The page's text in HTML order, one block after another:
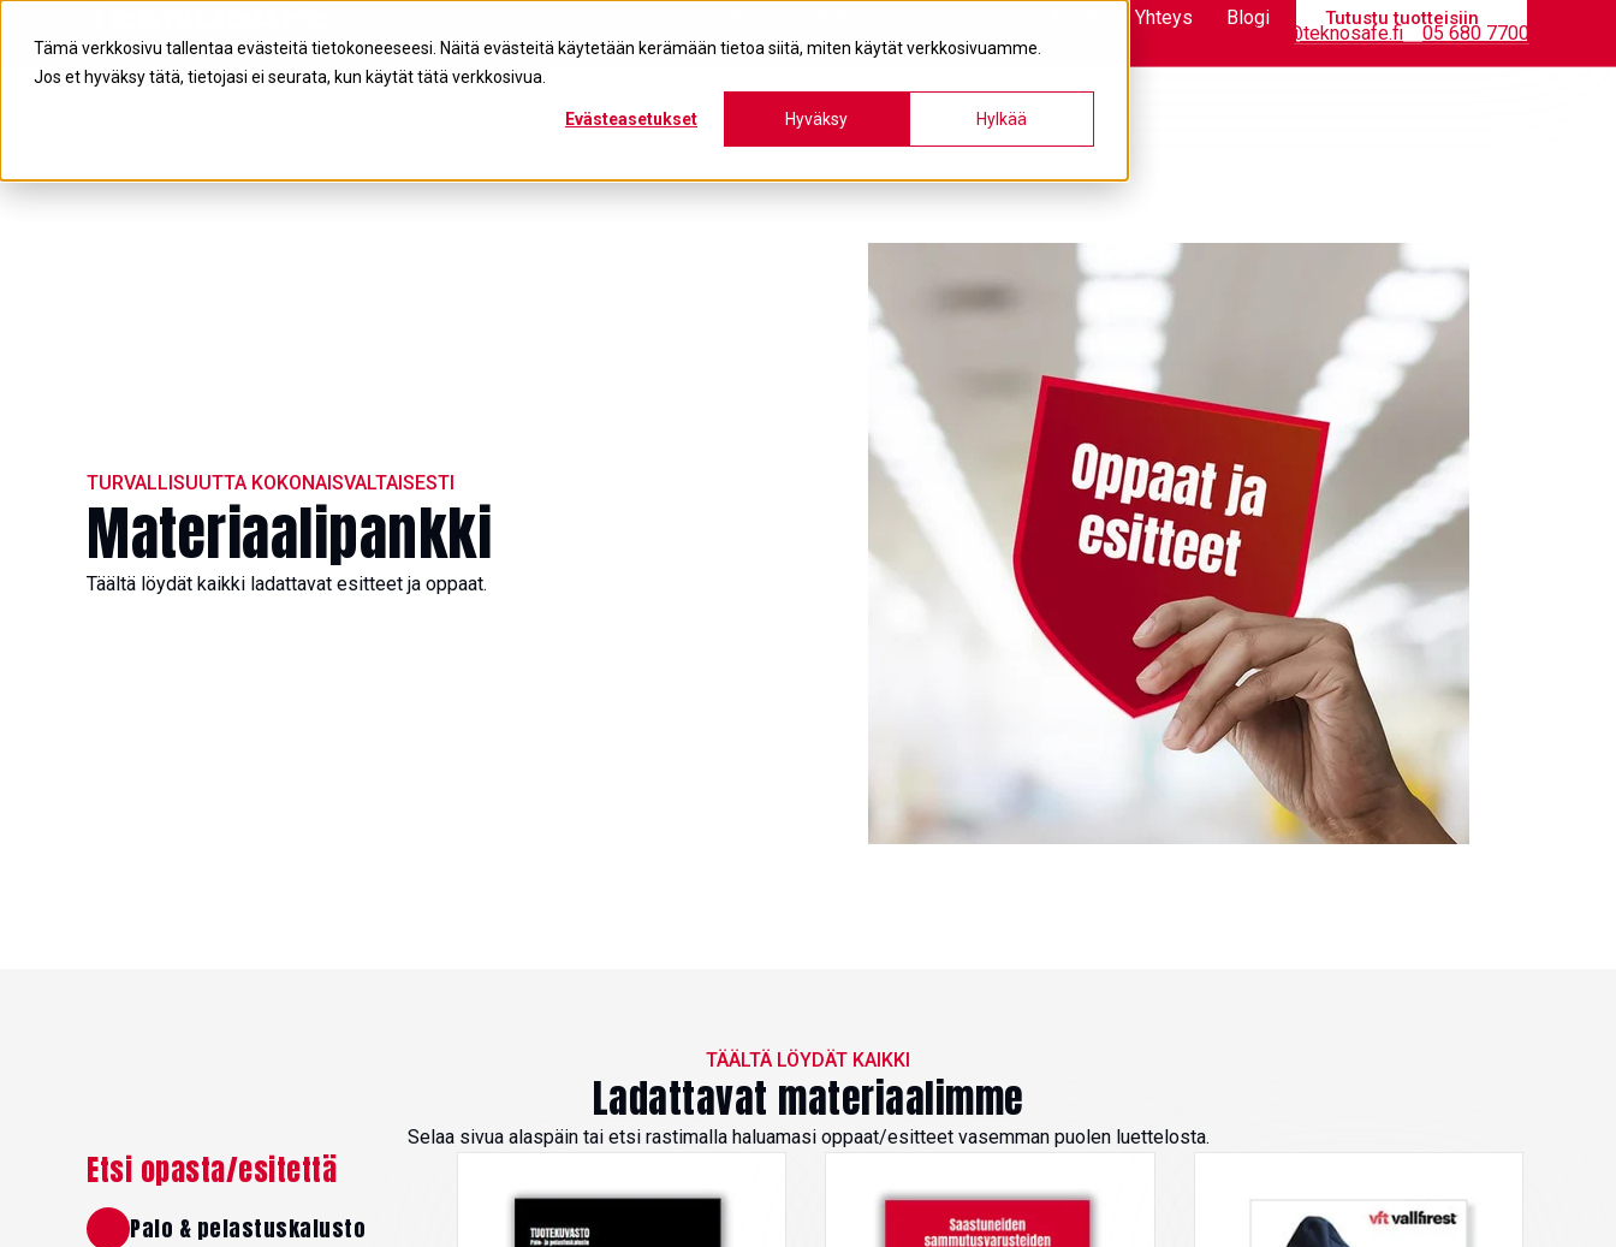
Tämä verkkosivu tallentaa evästeitä tietokoneeseesi. Näitä evästeitä käytetään kerämään tietoa siitä, miten käytät verkkosivuamme.
Jos et hyväksy tätä, tietojasi ei seurata, kun käytät tätä verkkosivua.
Evästeasetukset Hyväksy Hylkää
Tietopankki info@teknosafe.fi 05 680 7700
Yhteys Blogi Tutustu tuotteisiin
TURVALLISUUTTA KOKONAISVALTAISESTI
Materiaalipankki
Täältä löydät kaikki ladattavat esitteet ja oppaat.
TÄÄLTÄ LÖYDÄT KAIKKI
Ladattavat materiaalimme
Selaa sivua alaspäin tai etsi rastimalla haluamasi oppaat/esitteet vasemman puolen luettelosta.
Etsi opasta/esitettä
Palo & pelastuskalusto